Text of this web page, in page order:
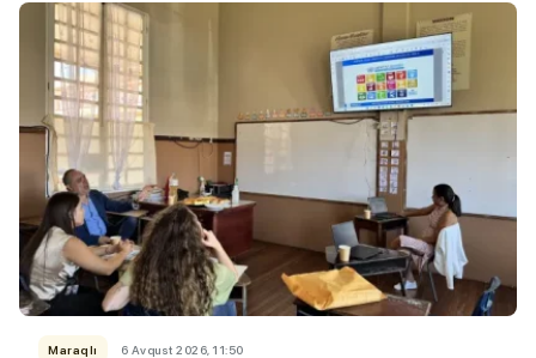
Maraqlı 6 Avqust 2026, 11:50